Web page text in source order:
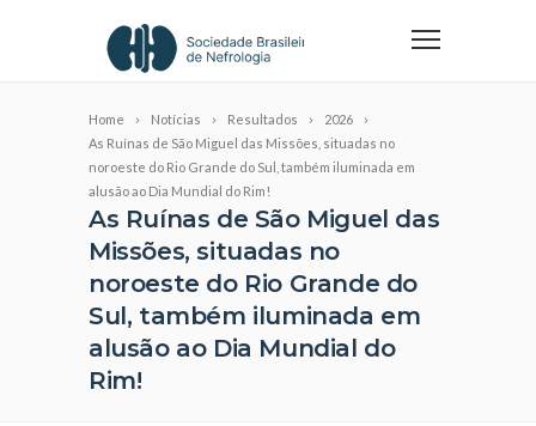
Home Notícias Resultados
2026
As Ruínas de São Miguel das Missões, situadas no
noroeste do Rio Grande do Sul, também iluminada em
alusão ao Dia Mundial do Rim!
As Ruínas de São Miguel das
Missões, situadas no
noroeste do Rio Grande do
Sul, também iluminada em
alusão ao Dia Mundial do
Rim!